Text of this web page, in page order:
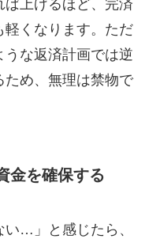
ば上げるほど、完済
くなります。ただ
うな返済計画では逆
ため、無理は禁物で
金を確保する
い…」と感じたら、